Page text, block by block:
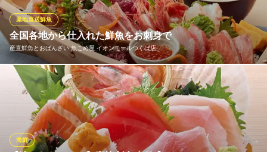
つくば海鮮・地酒の店
つくばエクスプレスつくば駅 徒歩1分
茨城県つくば市吾妻1-8-10 BiViつくば3F
全国各地から仕入れた鮮魚をお刺身で
産直鮮魚とおばんざい 魚こめ屋 イオンモールつくば店
産地直送鮮魚
当店の自慢は鮮度抜群の魚介。全国各地の漁場から届く、獲れた
てのお魚を提供します。一口食べてわかるお刺身の旨み、ぷりっ
ぷりの歯応え、大ぶりにカットされたボリューム感！
産直鮮魚とおばんざい 魚こめ屋 イオンモールつくば店
海鮮